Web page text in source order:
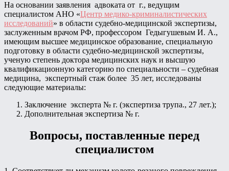
На основании заявления адвоката от г., ведущим
специалистом АНО «Центр медико-криминалистических
исследований» в области судебно-медицинской экспертизы,
заслуженным врачом РФ, профессором Гедыгушевым И. А.,
имеющим высшее медицинское образование, специальную
подготовку в области судебно-медицинской экспертизы,
ученую степень доктора медицинских наук и высшую
квалификационную категорию по специальности – судебная
медицина, экспертный стаж более 35 лет, исследованы
следующие материалы:
Заключение эксперта № г. (экспертиза трупа., 27 лет.);
Дополнительная экспертиза № г.
Вопросы, поставленные перед
специалистом